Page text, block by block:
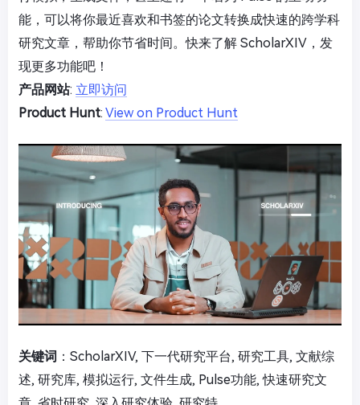
能，可以将你最近喜欢和书签的论文转换成快速的跨学科
研究文章，帮助你节省时间。快来了解 ScholarXIV，发
现更多功能吧！
产品网站: 立即访问
Product Hunt: View on Product Hunt
关键词 ：ScholarXIV, 下一代研究平台, 研究工具, 文献综
述, 研究库, 模拟运行, 文件生成, Pulse功能, 快速研究文